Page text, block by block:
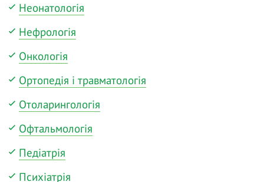
Неонатологія
Нефрологія
Онкологія
Ортопедія і травматологія
Отоларингологія
Офтальмологія
Педіатрія
Психіатрія